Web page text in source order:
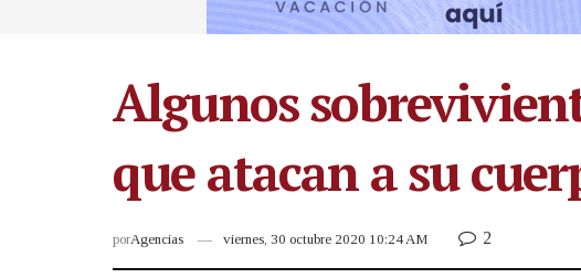
Algunos
que atacan a su
porAgencias viernes, 30 octubre 2020 10:24 AM 2